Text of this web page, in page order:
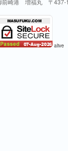
前崎港 増福丸 〒437-
alive